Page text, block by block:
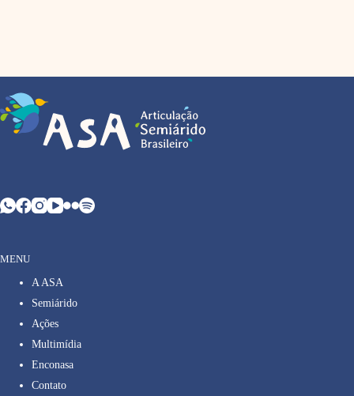
MENU
A ASA
Semiárido
Ações
Multimídia
Enconasa
Contato